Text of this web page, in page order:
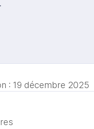
saine
: 19 décembre 2025